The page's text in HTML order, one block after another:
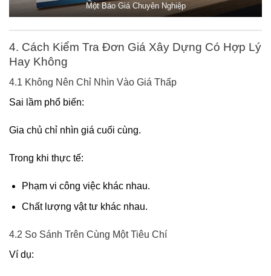
Một Báo Giá Chuyên Nghiệp
4. Cách Kiểm Tra Đơn Giá Xây Dựng Có Hợp Lý
Hay Không
4.1 Không Nên Chỉ Nhìn Vào Giá Thấp
Sai lầm phổ biến:
Gia chủ chỉ nhìn giá cuối cùng.
Trong khi thực tế:
Phạm vi công việc khác nhau.
Chất lượng vật tư khác nhau.
4.2 So Sánh Trên Cùng Một Tiêu Chí
Ví dụ: